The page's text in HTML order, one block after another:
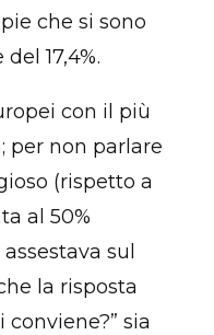
che si sono
17,4%.
con il più
; per non parlare
(rispetto a
al 50%
sul
la risposta
conviene?” sia